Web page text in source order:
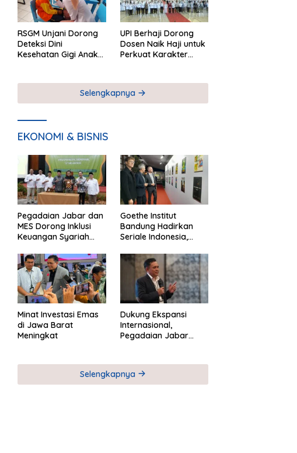
RSGM Unjani Dorong
Deteksi Dini
Kesehatan Gigi Anak
UPI Berhaji Dorong
Dosen Naik Haji untuk
Perkuat Karakter
Selengkapnya
EKONOMI & BISNIS
Pegadaian Jabar dan
MES Dorong Inklusi
Keuangan Syariah
UMKM
Goethe Institut
Bandung Hadirkan
Seriale Indonesia,
Global Industri Serial
Minat Investasi Emas
di Jawa Barat
Meningkat
Dukung Ekspansi
Internasional,
Pegadaian Jabar
Pegadaian Timor
Leste
Selengkapnya